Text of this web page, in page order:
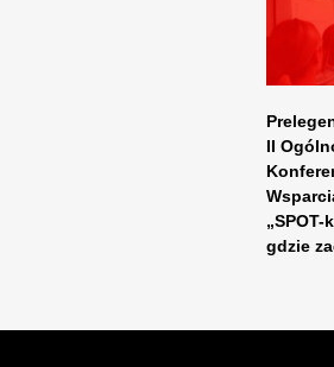
II
„SPOT-
gdzie